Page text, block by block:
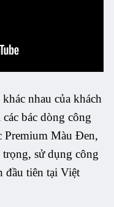
nhau của khách
bác dòng công
Premium Màu Đen,
sử dụng công
đầu tiên tại Việt